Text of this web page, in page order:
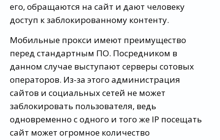
его, обращаются на сайт и дают человеку
доступ к заблокированному контенту.
Мобильные прокси имеют преимущество
перед стандартным ПО. Посредником в
данном случае выступают серверы сотовых
операторов. Из-за этого администрация
сайтов и социальных сетей не может
заблокировать пользователя, ведь
одновременно с одного и того же IP посещать
сайт может огромное количество